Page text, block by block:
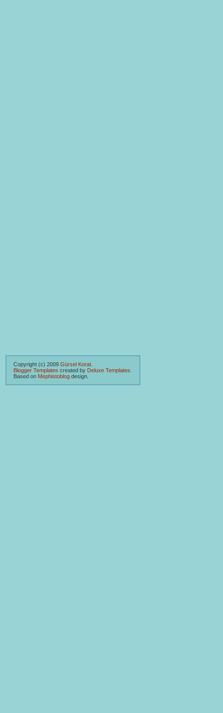
Copyright (c) 2009 Gürsel Korat
Blogger Templates created by Deluxe Templates
Based on Mephistoblog design.